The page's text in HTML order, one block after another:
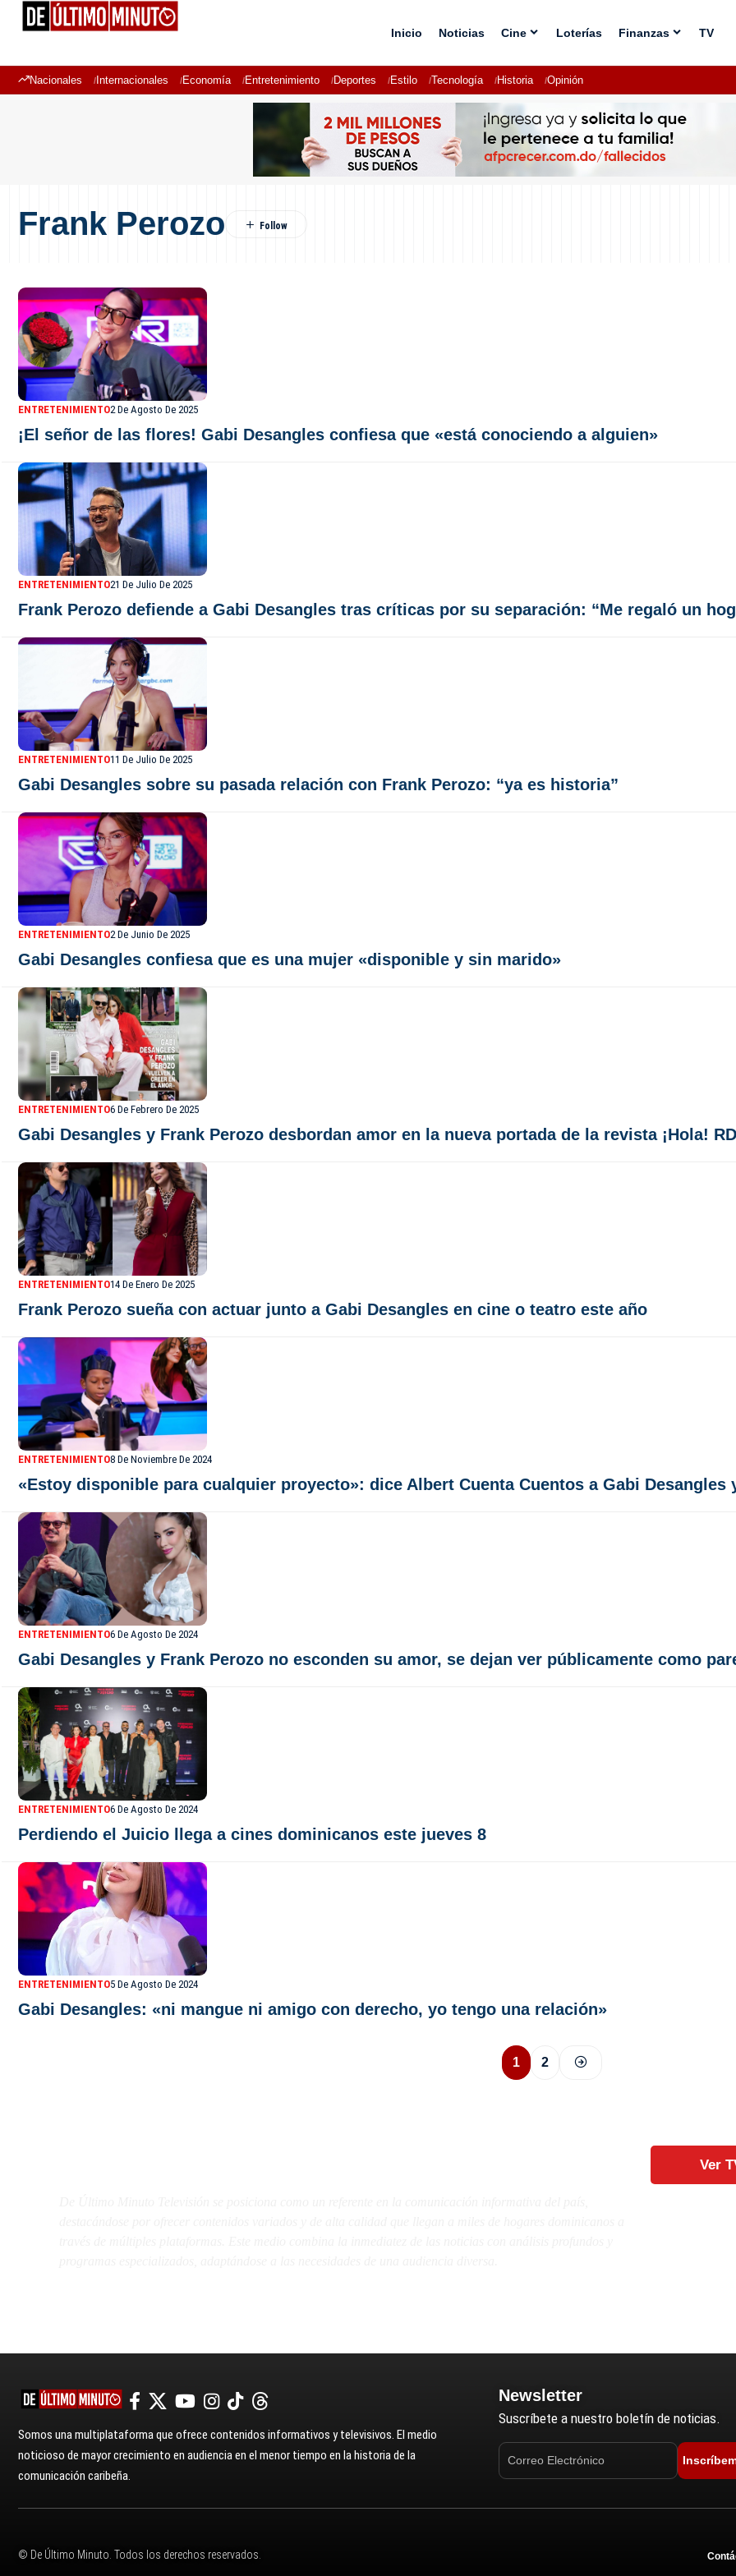
Inicio Noticias Cine Loterías Finanzas TV
Nacionales Internacionales Economía Entretenimiento Deportes Estilo Tecnología Historia Opinión
Frank Perozo
ENTRETENIMIENTO2 De Agosto De 2025
¡El señor de las flores! Gabi Desangles confiesa que «está conociendo a alguien»
ENTRETENIMIENTO21 De Julio De 2025
Frank Perozo defiende a Gabi Desangles tras críticas por su separación: “Me regaló un
ENTRETENIMIENTO11 De Julio De 2025
Gabi Desangles sobre su pasada relación con Frank Perozo: “ya es historia”
ENTRETENIMIENTO2 De Junio De 2025
Gabi Desangles confiesa que es una mujer «disponible y sin marido»
ENTRETENIMIENTO6 De Febrero De 2025
Gabi Desangles y Frank Perozo desbordan amor en la nueva portada de la revista ¡Hola! RD
ENTRETENIMIENTO14 De Enero De 2025
Frank Perozo sueña con actuar junto a Gabi Desangles en cine o teatro este año
ENTRETENIMIENTO8 De Noviembre De 2024
«Estoy disponible para cualquier proyecto»: dice Albert Cuenta Cuentos a Gabi Desangles
ENTRETENIMIENTO6 De Agosto De 2024
Gabi Desangles y Frank Perozo no esconden su amor, se dejan ver públicamente como
ENTRETENIMIENTO6 De Agosto De 2024
Perdiendo el Juicio llega a cines dominicanos este jueves 8
ENTRETENIMIENTO5 De Agosto De 2024
Gabi Desangles: «ni mangue ni amigo con derecho, yo tengo una relación»
1 2
Ver
Somos una multiplataforma que ofrece contenidos informativos y televisivos. El medio
noticioso de mayor crecimiento en audiencia en el menor tiempo en la historia de la
comunicación caribeña.
Newsletter
Suscríbete a nuestro boletín de noticias.
© De Último Minuto. Todos los derechos reservados.